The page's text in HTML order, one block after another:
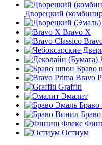
Дворецкий
Bravo X
Браво
Bravo
Graffiti
Эмалит
Браво
Остиум